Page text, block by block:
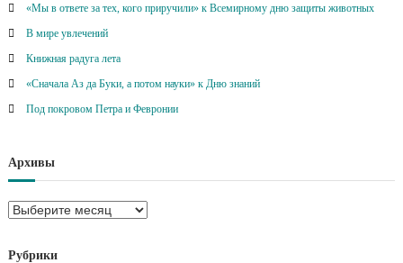
«Мы в ответе за тех, кого приручили» к Всемирному дню защиты животных
В мире увлечений
Книжная радуга лета
«Сначала Аз да Буки, а потом науки» к Дню знаний
Под покровом Петра и Февронии
Архивы
А
Рубрики